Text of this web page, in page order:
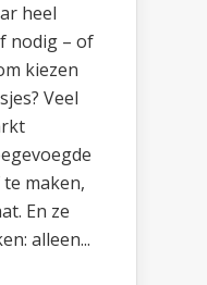
heel
nodig – of
kiezen
Veel
maken,
En ze
alleen...